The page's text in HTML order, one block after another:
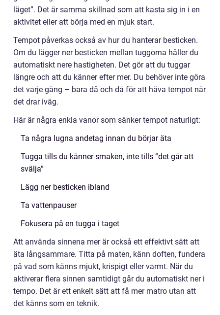
läget”. Det är samma skillnad som att kasta sig in i en
aktivitet eller att börja med en mjuk start.
Tempot påverkas också av hur du hanterar besticken.
Om du lägger ner besticken mellan tuggorna håller du
automatiskt nere hastigheten. Det gör att du tuggar
längre och att du känner efter mer. Du behöver inte göra
det varje gång – bara då och då för att häva tempot när
det drar iväg.
Här är några enkla vanor som sänker tempot naturligt:
Ta några lugna andetag innan du börjar äta
Tugga tills du känner smaken, inte tills “det går att
svälja”
Lägg ner besticken ibland
Ta vattenpauser
Fokusera på en tugga i taget
Att använda sinnena mer är också ett effektivt sätt att
äta långsammare. Titta på maten, känn doften, fundera
på vad som känns mjukt, krispigt eller varmt. När du
aktiverar flera sinnen samtidigt går du automatiskt ner i
tempo. Det är ett enkelt sätt att få mer matro utan att
det känns som en teknik.